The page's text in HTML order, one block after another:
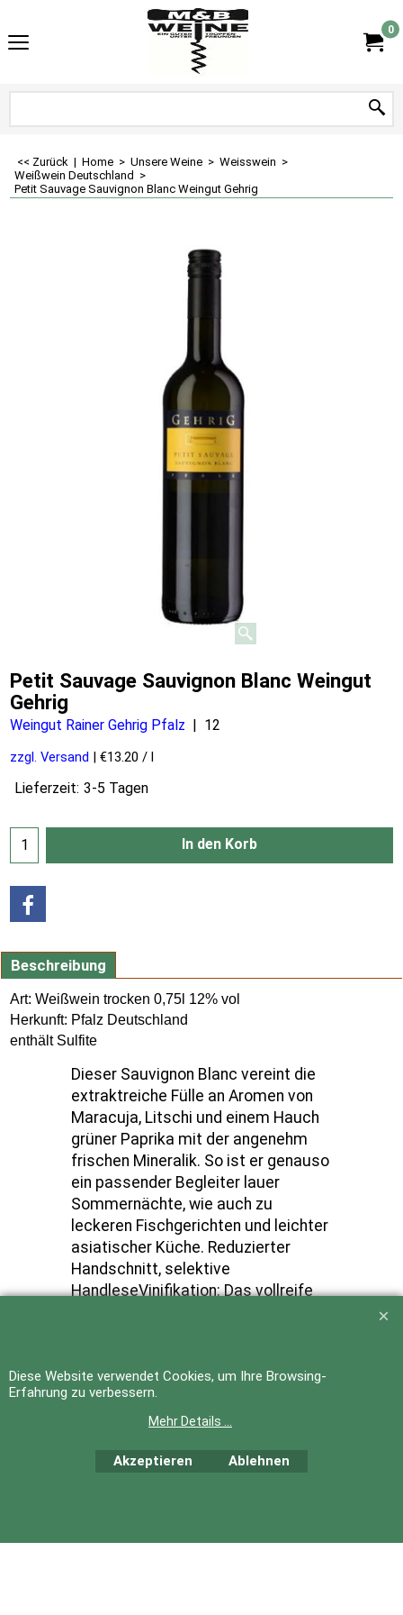
0
<< Zurück | Home > Unsere Weine > Weisswein >
Weißwein Deutschland >
Petit Sauvage Sauvignon Blanc Weingut Gehrig
Petit Sauvage Sauvignon Blanc Weingut
Gehrig
Weingut Rainer Gehrig Pfalz 12
€9.90 inkl. MwSt
zzgl. Versand
€13.20/ l
Beschreibung
Art: Weißwein trocken 0,75l 12% vol
Herkunft: Pfalz Deutschland
enthält Sulfite
Dieser Sauvignon Blanc vereint die
extraktreiche Fülle an Aromen von
Maracuja, Litschi und einem Hauch
grüner Paprika mit der angenehm
frischen Mineralik. So ist er genauso
ein passender Begleiter lauer
Sommernächte, wie auch zu
leckeren Fischgerichten und leichter
asiatischer Küche. Reduzierter
Handschnitt, selektive
Edelstahltanks kühl vergoren.
Diese Website verwendet Cookies, um Ihre Browsing-
Erfahrung zu verbessern.
Mehr Details ...
Akzeptieren Ablehnen